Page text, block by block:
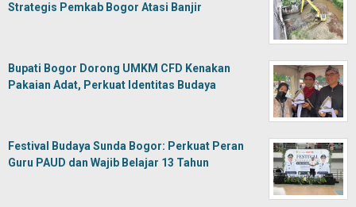
Strategis Pemkab Bogor Atasi Banjir
Bupati Bogor Dorong UMKM CFD Kenakan
Pakaian Adat, Perkuat Identitas Budaya
Festival Budaya Sunda Bogor: Perkuat Peran
Guru PAUD dan Wajib Belajar 13 Tahun